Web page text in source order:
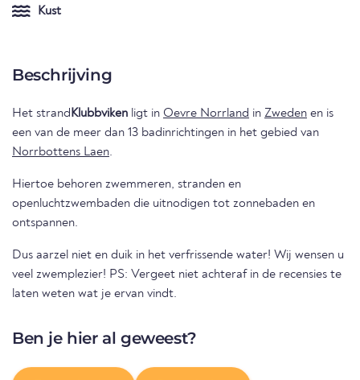
Kust
Beschrijving
Het strandKlubbviken ligt in Oevre Norrland in Zweden en is
een van de meer dan 13 badinrichtingen in het gebied van
Norrbottens Laen.
Hiertoe behoren zwemmeren, stranden en
openluchtzwembaden die uitnodigen tot zonnebaden en
ontspannen.
Dus aarzel niet en duik in het verfrissende water! Wij wensen u
veel zwemplezier! PS: Vergeet niet achteraf in de recensies te
laten weten wat je ervan vindt.
Ben je hier al geweest?